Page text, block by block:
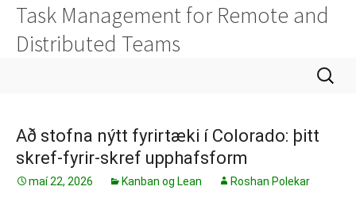
Task Management for Remote and
Distributed Teams
Leita
að:
Að stofna nýtt fyrirtæki í Colorado: þitt
skref-fyrir-skref upphafsform
maí 22, 2026 Kanban og Lean Roshan Polekar